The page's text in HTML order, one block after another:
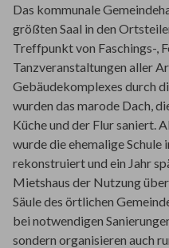
Das kommunale
größten Saal in den
Treffpunkt von Faschings-,
Tanzveranstaltungen aller
Gebäudekomplexes durch
wurden das marode Dach,
Küche und der Flur saniert.
wurde die ehemalige Schule
rekonstruiert und ein Jahr
Mietshaus der Nutzung
Säule des örtlichen
bei notwendigen
sondern organisieren auch